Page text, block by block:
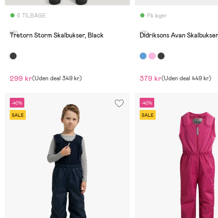
6 TILBAGE
(0)
Tretorn Storm Skalbukser, Black
299 kr(Uden deal 349 kr)
På lager
(0)
Didriksons Avan
379 kr(Uden deal 449 kr)
-40%
SALE
-40%
SALE